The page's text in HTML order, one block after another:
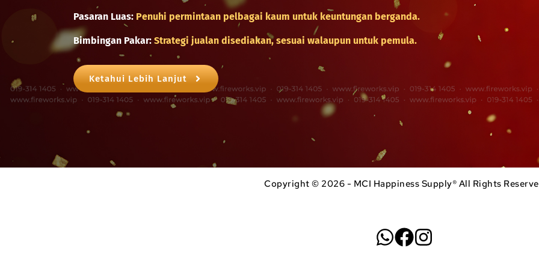
Pasaran Luas: Penuhi permintaan pelbagai kaum untuk keuntungan berganda.
Bimbingan Pakar: Strategi jualan disediakan, sesuai walaupun untuk pemula.
Ketahui Lebih Lanjut
Copyright © 2026 - MCI Happiness Supply® All Rights